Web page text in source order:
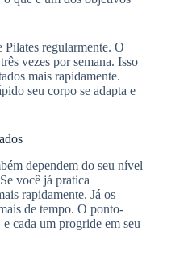
regularmente. O
vezes por semana. Isso
mais rapidamente.
seu corpo se adapta e
dependem do seu nível
você já pratica
rapidamente. Já os
de tempo. O ponto-
cada um progride em seu